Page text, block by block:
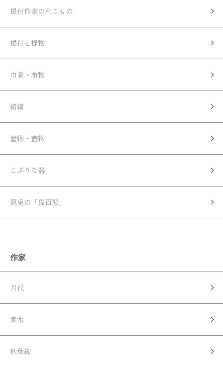
根付作家の和こもの
根付と提物
巾着・布物
緒締
置物・蓋物
こぶりな器
罠兎の「猫百態」
作家
月代
泉水
秋葉絢